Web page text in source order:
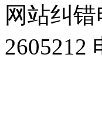
网站纠
2605212